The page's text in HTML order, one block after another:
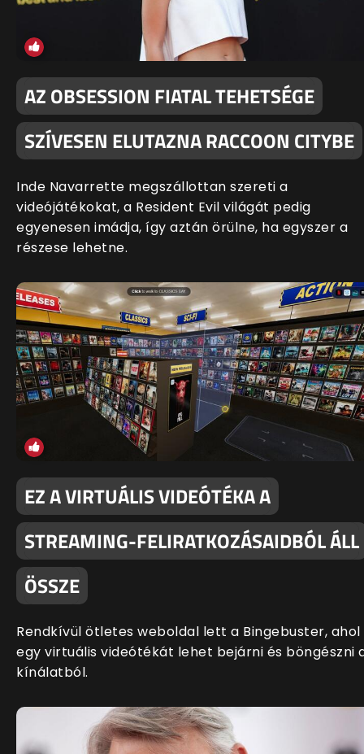
AZ OBSESSION FIATAL TEHETSÉGE
SZÍVESEN ELUTAZNA RACCOON CITYBE
Inde Navarrette megszállottan szereti a
videójátékokat, a Resident Evil világát pedig
egyenesen imádja, így aztán örülne, ha egyszer a
részese lehetne.
EZ A VIRTUÁLIS VIDEÓTÉKA A
STREAMING-FELIRATKOZÁSAIDBÓL ÁLL
ÖSSZE
Rendkívül ötletes weboldal lett a Bingebuster, ahol
egy virtuális videótékát lehet bejárni és böngészni
kínálatból.